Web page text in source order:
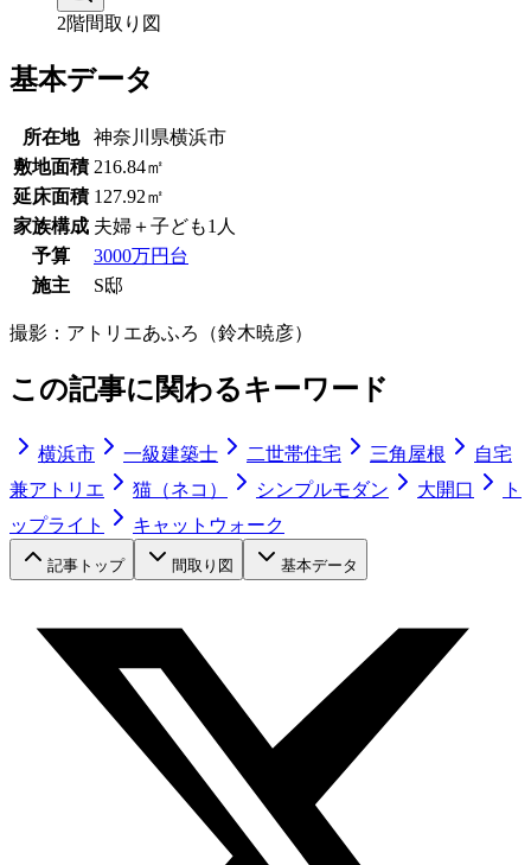
2階間取り図
基本データ
所在地
神奈川県横浜市
敷地面積 216.84㎡
延床面積 127.92㎡
家族構成 夫婦＋子ども1人
予算
3000万円台
施主
S邸
撮影： アトリエあふろ（鈴木暁彦）
この記事に関わるキーワード
横浜市 一級建築士 二世帯住宅 三角屋根
自宅
兼アトリエ
猫（ネコ） シンプルモダン 大開口
ト
ップライト
キャットウォーク
記事トップ 間取り図 基本データ